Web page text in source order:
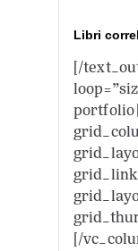
Libri
[/
[/